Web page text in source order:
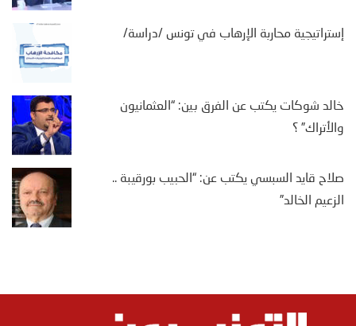
إستراتيجية محاربة الإرهاب في تونس /دراسة/
خالد شوكات يكتب عن الفرق بين: “العثمانيون
والأتراك” ؟
صلاح قايد السبسي يكتب عن: “الحبيب بورقيبة ..
الزعيم الخالد”